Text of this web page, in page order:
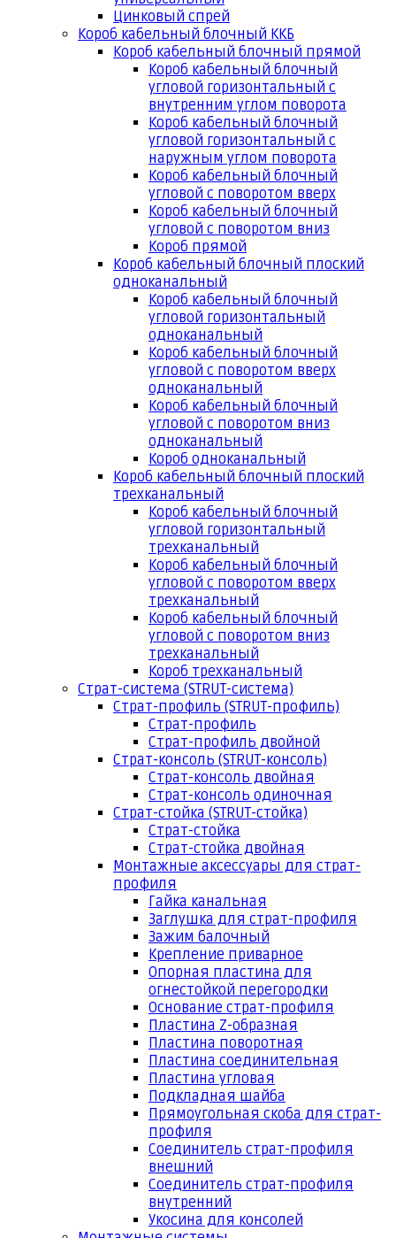
Цинковый спрей
Короб кабельный блочный ККБ
Короб кабельный блочный прямой
Короб кабельный блочный
угловой горизонтальный с
внутренним углом поворота
Короб кабельный блочный
угловой горизонтальный с
наружным углом поворота
Короб кабельный блочный
угловой с поворотом вверх
Короб кабельный блочный
угловой с поворотом вниз
Короб прямой
Короб кабельный блочный плоский
одноканальный
Короб кабельный блочный
угловой горизонтальный
одноканальный
Короб кабельный блочный
угловой с поворотом вверх
одноканальный
Короб кабельный блочный
угловой с поворотом вниз
одноканальный
Короб одноканальный
Короб кабельный блочный плоский
трехканальный
Короб кабельный блочный
угловой горизонтальный
трехканальный
Короб кабельный блочный
угловой с поворотом вверх
трехканальный
Короб кабельный блочный
угловой с поворотом вниз
трехканальный
Короб трехканальный
Страт-система (STRUT-система)
Страт-профиль (STRUT-профиль)
Страт-профиль
Страт-профиль двойной
Страт-консоль (STRUT-консоль)
Страт-консоль двойная
Страт-консоль одиночная
Страт-стойка (STRUT-стойка)
Страт-стойка
Страт-стойка двойная
Монтажные аксессуары для страт-
профиля
Гайка канальная
Заглушка для страт-профиля
Зажим балочный
Крепление приварное
Опорная пластина для
огнестойкой перегородки
Основание страт-профиля
Пластина Z-образная
Пластина поворотная
Пластина соединительная
Пластина угловая
Подкладная шайба
Прямоугольная скоба для страт-
профиля
Соединитель страт-профиля
внешний
Соединитель страт-профиля
внутренний
Укосина для консолей